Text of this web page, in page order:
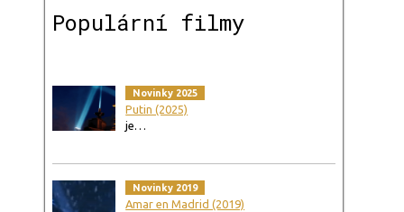
Populární filmy
Novinky 2025
Putin (2025)
je…
Novinky 2019
Amar en Madrid (2019)